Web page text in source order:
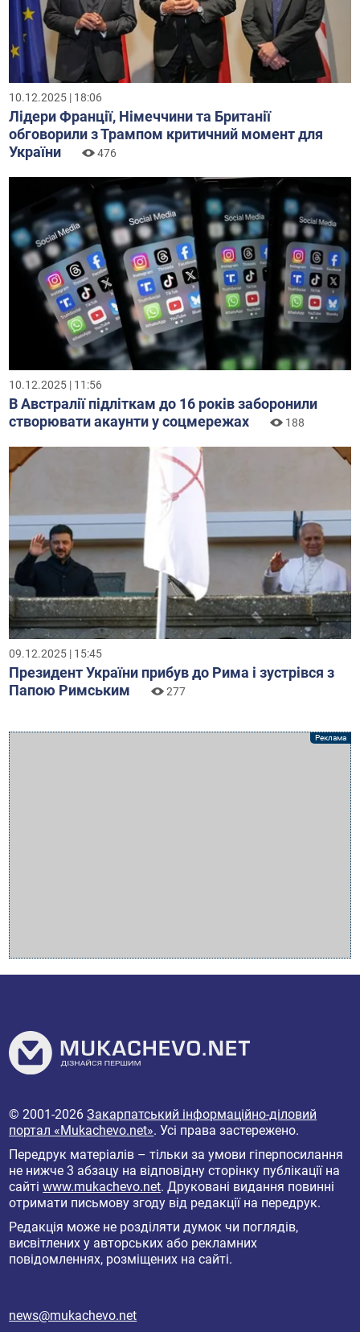
10.12.2025 | 18:06
Лідери Франції, Німеччини та Британії
обговорили з Трампом критичний момент для
України
476
10.12.2025 | 11:56
В Австралії підліткам до 16 років заборонили
створювати акаунти у соцмережах
188
09.12.2025 | 15:45
Президент України прибув до Рима і зустрівся з
Папою Римським
277
© 2001-2026Закарпатський інформаційно-діловий
портал «Mukachevo.net». Усі права застережено.
Передрук матеріалів – тільки за умови гіперпосилання
не нижче 3 абзацу на відповідну сторінку публікації на
сайтіwww.mukachevo.net. Друковані видання повинні
отримати письмову згоду від редакції на передрук.
Редакція може не розділяти думок чи поглядів,
висвітлених у авторських або рекламних
повідомленнях, розміщених на сайті.
news@mukachevo.net